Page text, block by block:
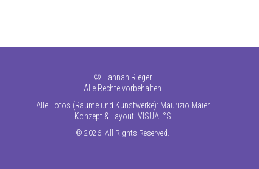
© Hannah Rieger
Alle Rechte vorbehalten
Alle Fotos (Räume und Kunstwerke): Maurizio Maier
Konzept & Layout: VISUAL°S
© 2026. All Rights Reserved.